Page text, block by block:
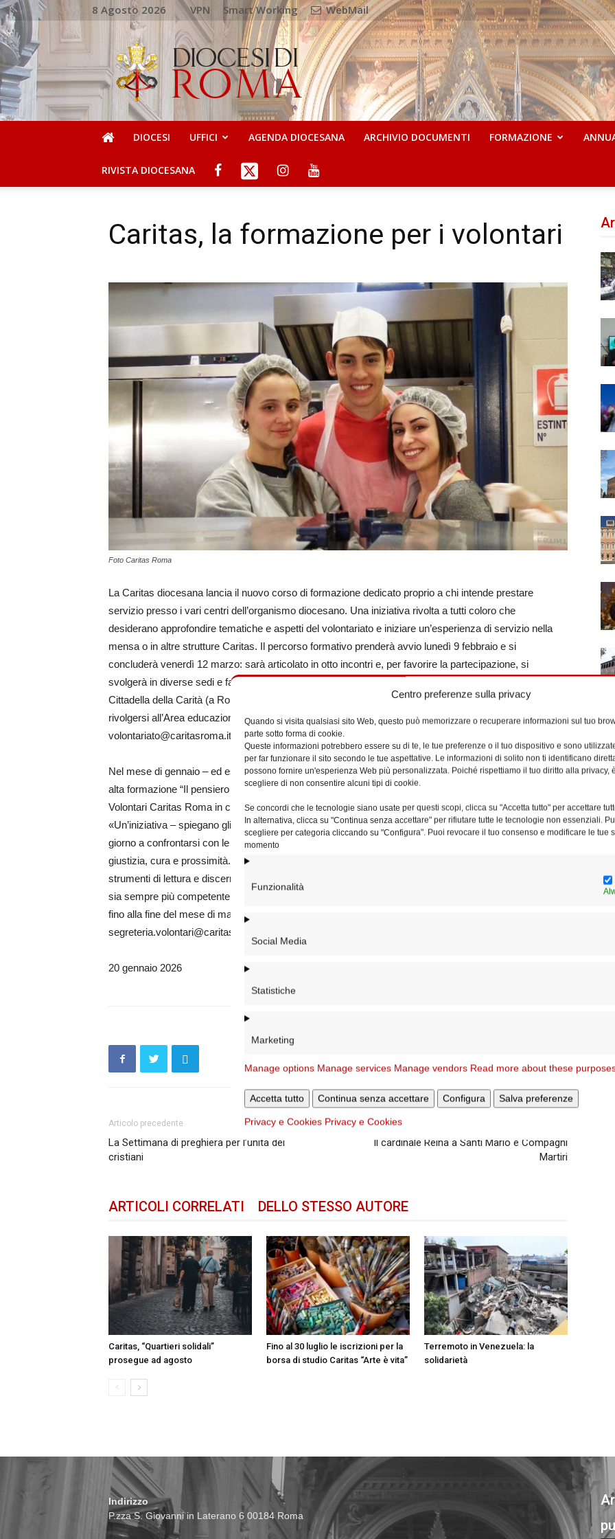
Centro preferenze sulla privacy
Quando si visita qualsiasi sito Web, questo può memorizzare o recuperare informazioni sul tuo
parte sotto forma di cookie.
Queste informazioni potrebbero essere su di te, le tue preferenze o il tuo dispositivo e sono
per far funzionare il sito secondo le tue aspettative. Le informazioni di solito non ti identificano
possono fornire un'esperienza Web più personalizzata. Poiché rispettiamo il tuo diritto alla privacy,
scegliere di non consentire alcuni tipi di cookie.
Se concordi che le tecnologie siano usate per questi scopi, clicca su "Accetta tutto" per accettare
In alternativa, clicca su "Continua senza accettare" per rifiutare tutte le tecnologie non essenziali.
scegliere per categoria cliccando su "Configura". Puoi revocare il tuo consenso e modificare le tue
momento
Funzionalità
Social Media
Statistiche
Marketing
Manage options Manage services Manage vendors Read more about these
Accetta tutto Continua senza accettare Configura Salva preferenze
Privacy e Cookies Privacy e Cookies
8 Agosto 2026 VPN Smart Working WebMail
DIOCESI
DI
ROMA
DIOCESI UFFICI AGENDA DIOCESANA ARCHIVIO DOCUMENTI FORMAZIONE
RIVISTA DIOCESANA
Caritas, la formazione per i volontari
Foto Caritas Roma
La Caritas diocesana lancia il nuovo corso di formazione dedicato proprio a chi intende prestare
servizio presso i vari centri dell’organismo diocesano. Una iniziativa rivolta a tutti coloro che
desiderano approfondire tematiche e aspetti del volontariato e iniziare un’esperienza di servizio nella
mensa o in altre strutture Caritas. Il percorso formativo prenderà avvio lunedì 9 febbraio e si
concluderà venerdì 12 marzo: sarà articolato in otto incontri e, per favorire la partecipazione, si
svolgerà in diverse sedi e fasce orarie. Sarà possibile iscriversi entro venerdì 6 febbraio presso la
Cittadella della Carità (a Roma, in via Casilina Vecchia 19): per ulteriori informazioni è possibile
rivolgersi all’Area educazione, volontariato e cittadinanza attiva (tel. 06.888.15.150; e-mail:
volontariato@caritasroma.it).
Nel mese di gennaio – ed esattamente da mercoledì prossimo 21 gennaio – parte invece il percorso di
alta formazione “Il pensiero sociale della Chiesa. Linee di azione”, promosso dall’Associazione
Volontari Caritas Roma in collaborazione con l’Istituto superiore di scienze religiose Ecclesia Mater.
«Un’iniziativa – spiegano gli organizzatori – pensata per operatori e volontari della carità, chiamati ogni
giorno a confrontarsi con le fragilità del nostro tempo e a tradurre il Vangelo in scelte concrete di
giustizia, cura e prossimità. Il corso nasce dall’esigenza di rafforzare una visione condivisa e di offrire
strumenti di lettura e discernimento fondati sul pensiero sociale della Chiesa, affinché l’azione caritativa
sia sempre più competente, consapevole e capace di incidere nella realtà». Otto incontri in presenza,
fino alla fine del mese di maggio, dalle 17 alle 19 (informazioni e iscrizioni:
segreteria.volontari@caritasroma.it)
20 gennaio 2026
Articolo precedente
La Settimana di preghiera per l’unità dei
cristiani
Il cardinale Reina a Santi Mario e Compagni
Martiri
ARTICOLI CORRELATI DELLO STESSO AUTORE
Caritas, “Quartieri solidali”
prosegue ad agosto
Fino al 30 luglio le iscrizioni per la
borsa di studio Caritas “Arte è vita”
Terremoto in Venezuela: la
solidarietà
Indirizzo
P.zza S. Giovanni in Laterano 6 00184 Roma